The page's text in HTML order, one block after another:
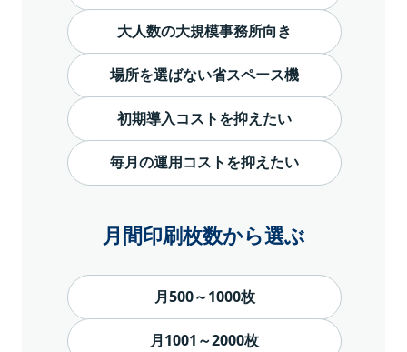
大人数の大規模事務所向き
場所を選ばない省スペース機
初期導入コストを抑えたい
毎月の運用コストを抑えたい
月間印刷枚数から選ぶ
月500～1000枚
月1001～2000枚